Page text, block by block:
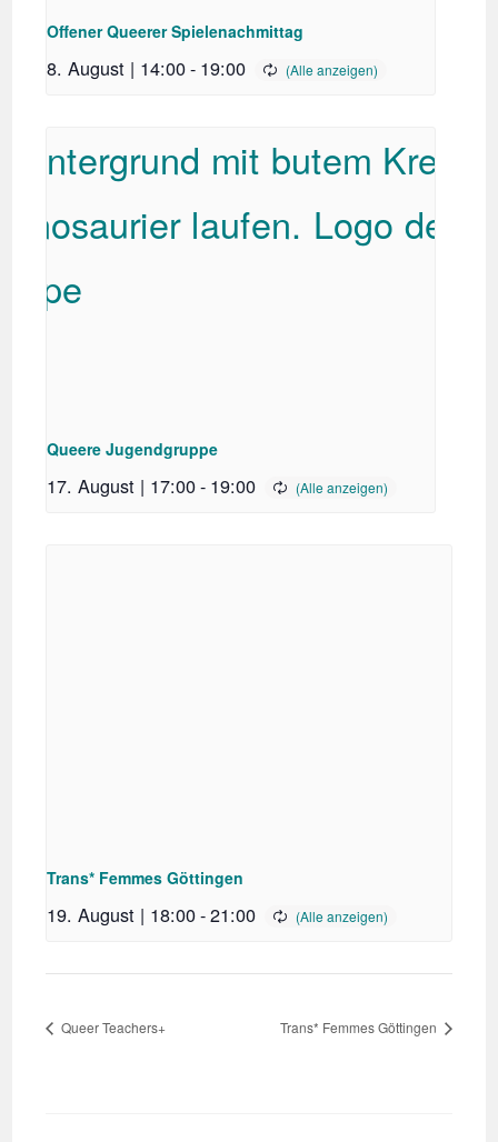
Offener Queerer Spielenachmittag
8. August | 14:00- 19:00
Queere Jugendgruppe
17. August | 17:00- 19:00
Trans* Femmes Göttingen
19. August | 18:00-21:00
Queer Teachers+ Trans* Femmes Göttingen